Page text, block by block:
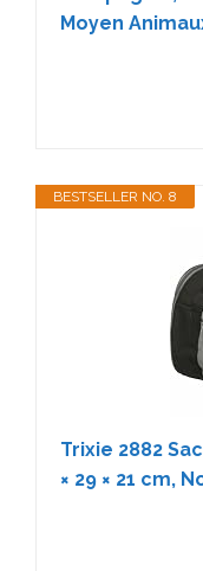
Moyen
BESTSELLER NO. 8
Trixie 2882
× 29 × 21 cm,